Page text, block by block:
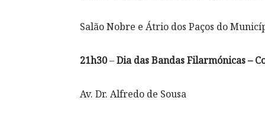
Salão Nobre e Átrio dos Paços do
21h30–Dia das Bandas Filarmónicas –
Av. Dr. Alfredo de Sousa